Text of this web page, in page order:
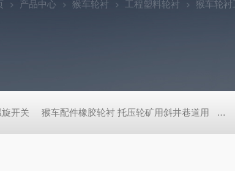
产品中心 猴车轮衬 工程塑料轮衬 猴车轮衬
开关 猴车配件橡胶轮衬 托压轮矿用斜井巷道用 矿